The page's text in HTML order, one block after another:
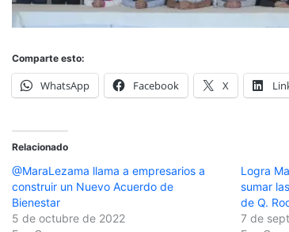
Comparte esto:
WhatsApp Facebook X
Relacionado
@MaraLezama llama a empresarios a
construir un Nuevo Acuerdo de
Bienestar
5 de octubre de 2022
Logra
sumar
de Q.
7 de